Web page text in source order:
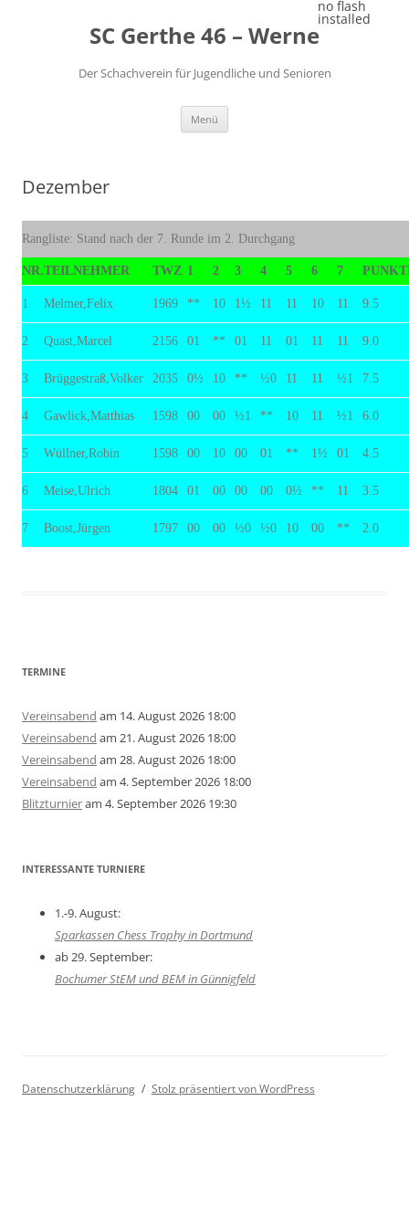
SC Gerthe 46 – Werne
Der Schachverein für Jugendliche und Senioren
Menü
Dezember
Rangliste: Stand nach der 7. Runde im 2. Durchgang
NR.TEILNEHMER TWZ 1 2 3 4 5 6 7
1 Melmer,Felix 1969 ** 10 1½ 11 11 10 11 9.5
2 Quast,Marcel 2156 01 ** 01 11 01 11 11 9.0
3 Brüggestraß,Volker 2035 0½ 10 ** ½0 11 11 ½1 7.5
4 Gawlick,Matthias 1598 00 00 ½1 ** 10 11 ½1 6.0
5 Wüllner,Robin 1598 00 10 00 01 ** 1½ 01 4.5
6 Meise,Ulrich 1804 01 00 00 00 0½ ** 11 3.5
7 Boost,Jürgen 1797 00 00 ½0 ½0 10 00 ** 2.0
TERMINE
Vereinsabend am 14. August 2026 18:00
Vereinsabend am 21. August 2026 18:00
Vereinsabend am 28. August 2026 18:00
Vereinsabend am 4. September 2026 18:00
Blitzturnieram 4. September 2026 19:30
INTERESSANTE TURNIERE
1.-9. August:
Sparkassen Chess Trophy in Dortmund
ab 29. September:
Bochumer StEM und BEM in Günnigfeld
Datenschutzerklärung Stolz präsentiert von WordPress
no flash
installed